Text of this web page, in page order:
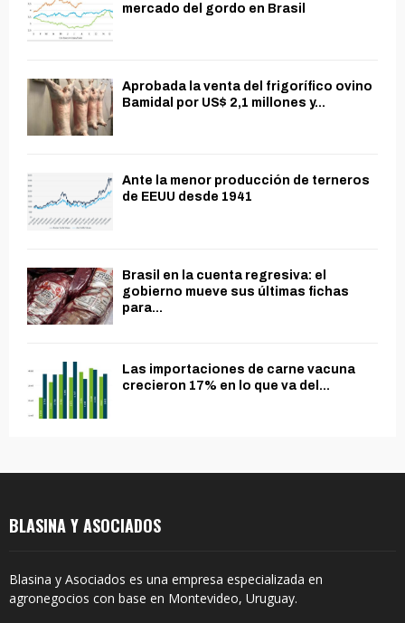
mercado del gordo en Brasil
Aprobada la venta del frigorífico ovino
Bamidal por US$ 2,1 millones y...
Ante la menor producción de terneros
de EEUU desde 1941
Brasil en la cuenta regresiva: el
gobierno mueve sus últimas fichas
para...
Las importaciones de carne vacuna
crecieron 17% en lo que va del...
BLASINA Y ASOCIADOS
Blasina y Asociados es una empresa especializada en
agronegocios con base en Montevideo, Uruguay.